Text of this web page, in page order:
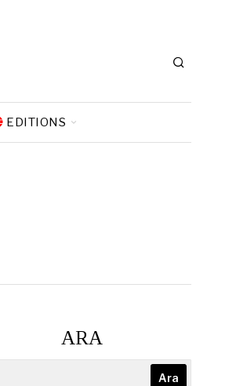
EDITIONS
ARA
Ara